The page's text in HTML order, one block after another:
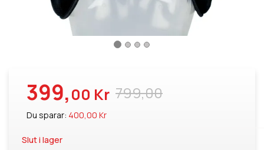
799,00
399,00 Kr
Du sparar: 400,00 Kr
Slut i lager